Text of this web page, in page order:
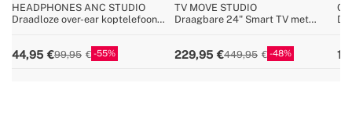
HEADPHONES ANC STUDIO
Draadloze over-ear koptelefoon
44,95 99,95 55
TV MOVE STUDIO
Draagbare 24" Smart TV met
229,95 449,95 48